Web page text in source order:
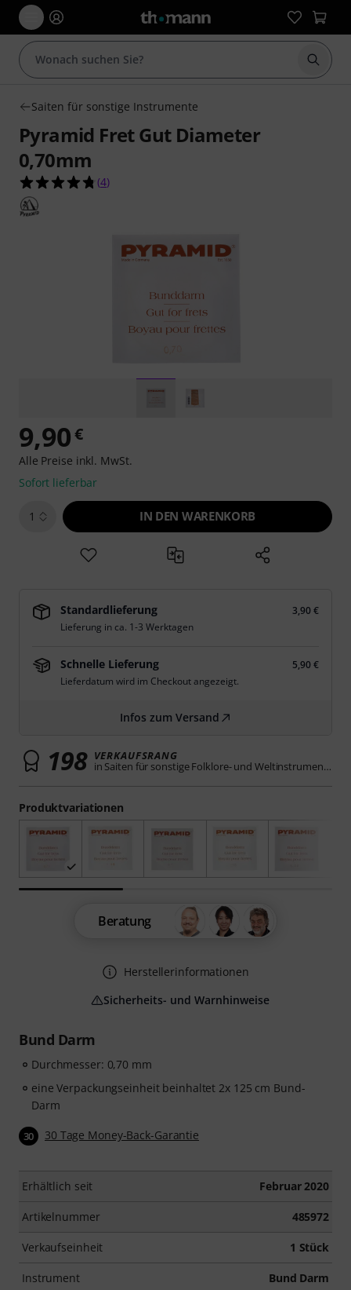
Suche
Saiten für sonstige Instrumente
Pyramid Fret Gut Diameter
0,70mm
4.8 von 5 Sternen aus 4 Kundenbewertungen
(4)
Bund Darm
Durchmesser: 0,70 mm
eine Verpackungseinheit beinhaltet 2x 125 cm Bund-
Darm
30 30 Tage Money-Back-Garantie
Erhältlich seit Februar 2020
Artikelnummer 485972
Verkaufseinheit 1 Stück
Instrument Bund Darm
Produktvariationen
9,90€
Alle Preise inkl. MwSt.
Sofort lieferbar
1 IN DEN WARENKORB
Standardlieferung
3,90 €
Lieferung in ca. 1-3 Werktagen
Schnelle Lieferung
5,90 €
Lieferdatum wird im Checkout angezeigt.
Infos zum Versand
198 VERKAUFSRANG
in Saiten für sonstige Folklore- und Weltinstrumente
Beratung
Herstellerinformationen
Sicherheits- und Warnhinweise